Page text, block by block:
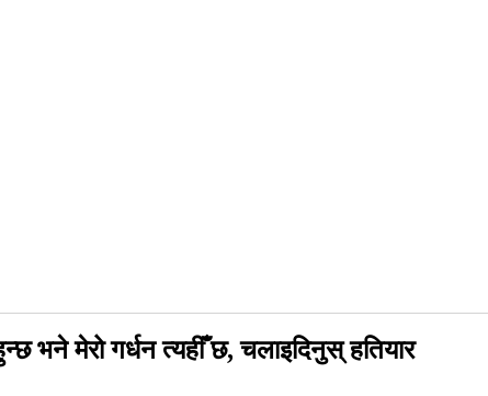
भने मेरो गर्धन त्यहीँ छ, चलाइदिनुस् हतियार